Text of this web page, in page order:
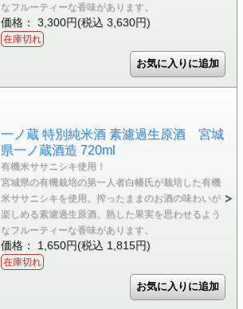
なフルーティーな香味があります。
価格： 3,300円(税込 3,630円)
在庫切れ
一ノ蔵 特別純米酒 素濾過生原酒 宮城
県一ノ蔵酒造 720ml
有機米ササニシキ使用！
宮城県の有機栽培の第一人者白幡氏が栽培した有機
米ササニシキを使用。搾ったままのお酒の味わいが
楽しめる素濾過生原酒。熟した果実を思わせるよう
なフルーティーな香味があります。
価格： 1,650円(税込 1,815円)
在庫切れ